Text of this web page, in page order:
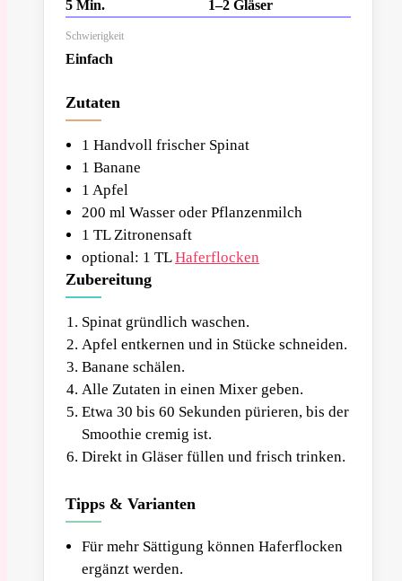
5 Min. 1–2 Gläser
Schwierigkeit
Einfach
Zutaten
1 Handvoll frischer Spinat
1 Banane
1 Apfel
200 ml Wasser oder Pflanzenmilch
1 TL Zitronensaft
optional: 1 TLHaferflocken
Zubereitung
Spinat gründlich waschen.
Apfel entkernen und in Stücke schneiden.
Banane schälen.
Alle Zutaten in einen Mixer geben.
Etwa 30 bis 60 Sekunden pürieren, bis der
Smoothie cremig ist.
Direkt in Gläser füllen und frisch trinken.
Tipps & Varianten
Für mehr Sättigung können Haferflocken
ergänzt werden.